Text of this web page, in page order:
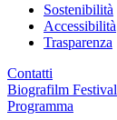
Sostenibilità
Accessibilità
Trasparenza
Contatti
Biografilm Festival
Programma